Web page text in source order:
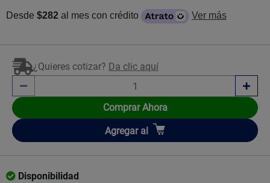
Desde $282 al mes con crédito Ver más
¿Quieres cotizar? Da clic aquí
Comprar Ahora
Añadir
Agregar al
Disponibilidad